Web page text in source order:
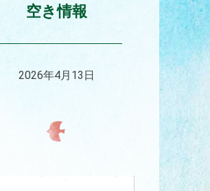
空き情報
2026年4月13日